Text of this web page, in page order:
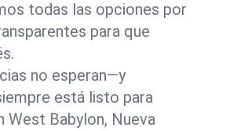
todas las opciones por
para que
no esperan—y
está listo para
West Babylon, Nueva